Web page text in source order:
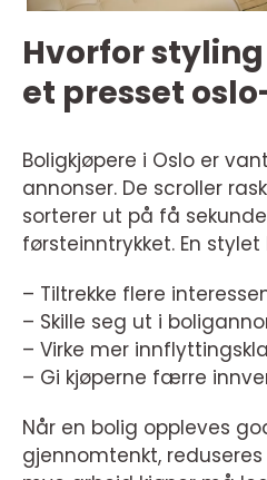
Hvorfor
et presset
Boligkjøpere i Oslo er
annonser. De scroller
sorterer ut på få
førsteinntrykket. En
– Tiltrekke flere
– Skille seg ut i
– Virke mer
– Gi kjøperne færre
Når en bolig oppleves
gjennomtenkt,